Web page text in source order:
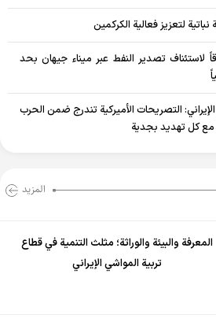
لتعزيز فعالية الكركمين
لاستئناف تصدير النفط عبر ميناء جيهان بحد
الإيراني: التصريحات الأميركية تندرج ضمن الحرب
مع كل تهديد بجدية
المزید
المعرفة والبيئة والوراثة؛ مثلث التنمية في قطاع
تربية المواشي الإيراني